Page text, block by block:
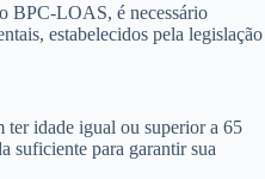
BPC-LOAS, é necessário
estabelecidos pela legislação
ter idade igual ou superior a 65
suficiente para garantir sua